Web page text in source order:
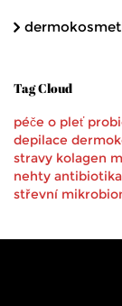
Tag Cloud
péče o pleť
depilace
stravy kolagen
nehty antibiotika
střevní